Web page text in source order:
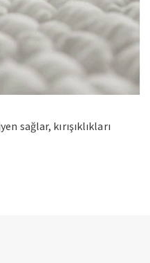
sağlar, kırışıklıkları